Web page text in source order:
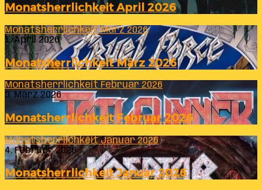
Monatsherrlichkeit April 2026
Monatsherrlichkeit März 2026
1. April 2026
Monatsherrlichkeit März 2026
Monatsherrlichkeit Februar 2026
3. März 2026
Monatsherrlichkeit Februar 2026
Monatsherrlichkeit Januar 2026
4. Februar 2026
Monatsherrlichkeit Januar 2026